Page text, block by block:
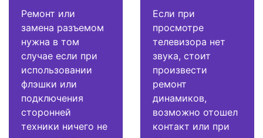
Ремонт или
замена разъемом
нужна в том
случае если при
использовании
флэшки или
подключения
сторонней
техники ничего не
Если при
просмотре
телевизора нет
звука, стоит
произвести
ремонт
динамиков,
возможно отошел
контакт или при